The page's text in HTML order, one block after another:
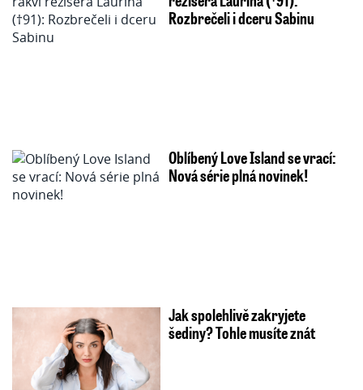
Rozbrečeli i dceru Sabinu
Oblíbený Love Island se vrací:
Nová série plná novinek!
Jak spolehlivě zakryjete
šediny? Tohle musíte znát